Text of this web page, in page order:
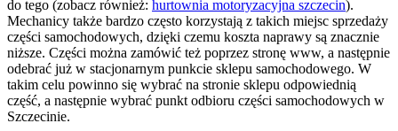
do tego (zobacz również: hurtownia motoryzacyjna szczecin).
Mechanicy także bardzo często korzystają z takich miejsc sprzedaży
części samochodowych, dzięki czemu koszta naprawy są znacznie
niższe. Części można zamówić też poprzez stronę www, a następnie
odebrać już w stacjonarnym punkcie sklepu samochodowego. W
takim celu powinno się wybrać na stronie sklepu odpowiednią
część, a następnie wybrać punkt odbioru części samochodowych w
Szczecinie.